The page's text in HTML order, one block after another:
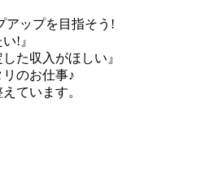
アップを目指そう!
!』
た収入がほしい』
のお仕事♪
ています。